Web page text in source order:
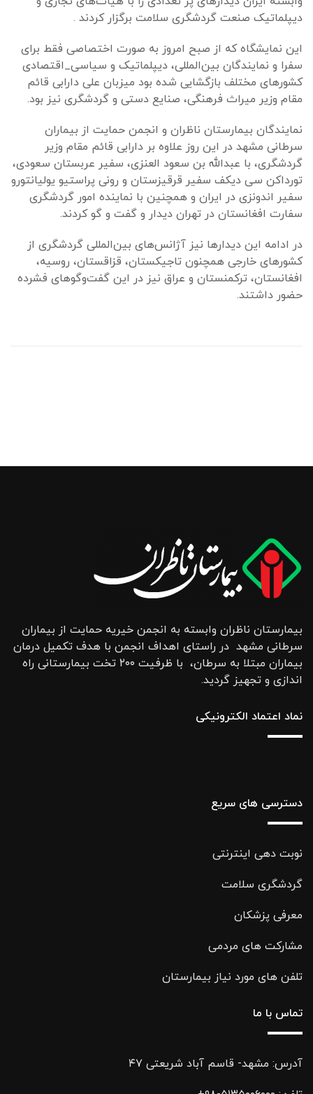
دیپلماتیک صنعت گردشگری سلامت برگزار کردند .
این نمایشگاه که از صبح امروز به صورت اختصاصی فقط برای
سفرا و نمایندگان بین‌المللی، دیپلماتیک و سیاسی_اقتصادی
کشورهای مختلف بازگشایی شده بود میزبان علی دارابی قائم
مقام وزیر میراث فرهنگی، صنایع دستی و گردشگری نیز بود.
نمایندگان بیمارستان ناظران و انجمن حمایت از بیماران
سرطانی مشهد در این روز علاوه بر دارابی قائم مقام وزیر
گردشگری، با عبدالله بن سعود العنزی، سفیر عربستان سعودی،
تورداکن سی دیکف سفیر قرقیزستان و رونی پراستیو یولیانتورو
سفیر اندونزی در ایران و همچنین با نماینده امور گردشگری
سفارت افغانستان در تهران دیدار و گفت و گو کردند.
در ادامه این دیدارها نیز آژانس‌های بین‌المللی گردشگری از
کشورهای خارجی همچنون تاجیکستان، قزاقستان، روسیه،
افغانستان، ترکمنستان و عراق نیز در این گفت‌وگوهای فشرده
حضور داشتند.
بیمارستان ناظران وابسته به انجمن خیریه حمایت از بیماران
سرطانی مشهد در راستای اهداف انجمن با هدف تکمیل درمان
بیماران مبتلا به سرطان، با ظرفیت ۲۰۰ تخت بیمارستانی راه
اندازی و تجهیز گردید.
نماد اعتماد الکترونیکی
دسترسی های سریع
نوبت دهی اینترنتی
گردشگری سلامت
معرفی پزشکان
مشارکت های مردمی
تلفن های مورد نیاز بیمارستان
تماس با ما
آدرس: مشهد- قاسم آباد شریعتی ۴۷